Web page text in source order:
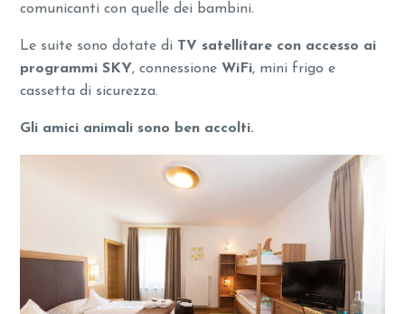
comunicanti con quelle dei bambini.
Le suite sono dotate di TV satellitare con accesso ai
programmi SKY, connessioneWiFi, mini frigo e
cassetta di sicurezza.
Gli amici animali sono ben accolti.